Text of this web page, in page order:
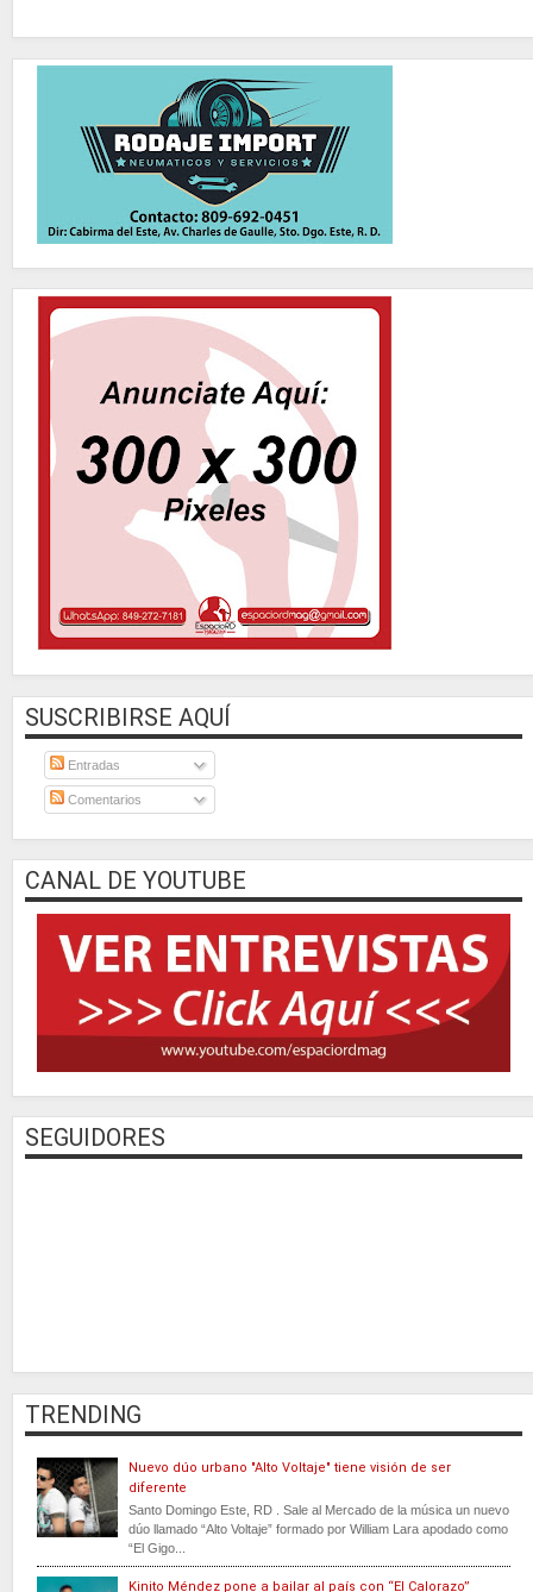
SUSCRIBIRSE AQUÍ
Entradas
Comentarios
CANAL DE YOUTUBE
SEGUIDORES
TRENDING
Nuevo dúo urbano "Alto Voltaje" tiene visión de ser
diferente
Santo Domingo Este, RD . Sale al Mercado de la música un nuevo
dúo llamado “Alto Voltaje” formado por William Lara apodado como
“El Gigo...
Kinito Méndez pone a bailar al país con “El Calorazo”